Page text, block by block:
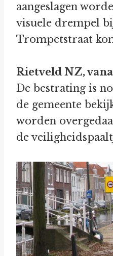
aangeslagen
visuele drempel
Trompetstraat
Rietveld NZ,
De bestrating is
de gemeente
worden
de